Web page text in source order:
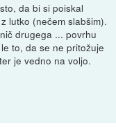
da bi si poiskal
lutko (nečem slabšim).
drugega ... povrhu
to, da se ne pritožuje
je vedno na voljo.